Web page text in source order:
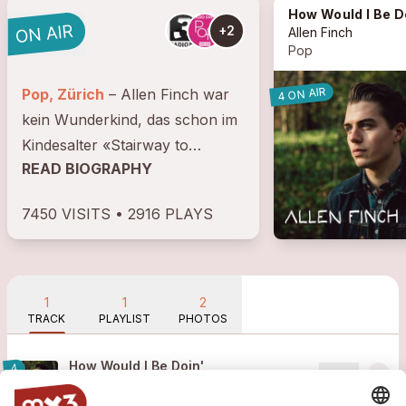
+2
Pop, Zürich
kein Wunderkind, das schon im
Kindesalter «Stairway to
Heaven» spielte. Nein, er
etwas holprigen Schulkarriere,
READ BIOGRAPHY
7450 VISITS • 2916 PLAYS
How Would I Be
Allen Finch
Pop
4 ON AIR
1
TRACK
1
PLAYLIST
2
PHOTOS
4 How Would I Be Doin'
Allen Finch
2016
more_horiz